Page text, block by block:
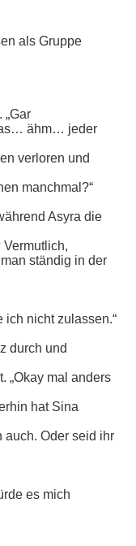
als Gruppe
„Gar
ähm… jeder
verloren und
manchmal?“
Asyra die
Vermutlich,
ständig in der
ich nicht zulassen.“
durch und
„Okay mal anders
hat Sina
auch. Oder seid ihr
es mich